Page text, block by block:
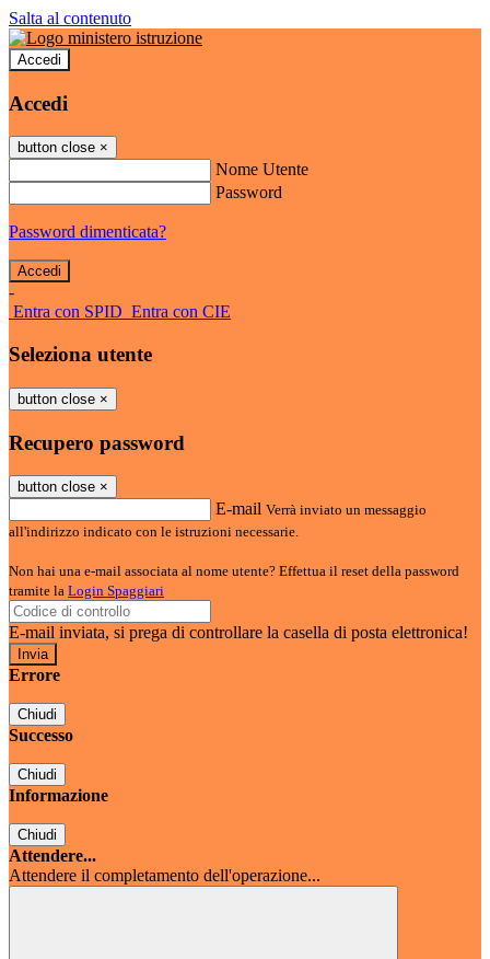
Salta al contenuto
Accedi
Accedi
button close ×
Nome Utente
Password
Password dimenticata?
-
Entra con SPID Entra con CIE
Seleziona utente
button close ×
Recupero password
button close ×
E-mail Verrà inviato un messaggio
all'indirizzo indicato con le istruzioni necessarie.
Non hai una e-mail associata al nome utente? Effettua il reset della password
tramite la Login Spaggiari
E-mail inviata, si prega di controllare la casella di posta elettronica!
Errore
Chiudi
Successo
Chiudi
Informazione
Chiudi
Attendere...
Attendere il completamento dell'operazione...